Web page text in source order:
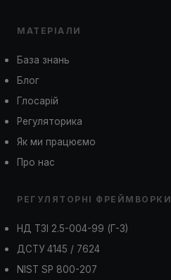
МАТЕРІАЛИ
База знань
Блог
Глосарій
Регуляторика
Як ми працюємо
Про нас
РЕГУЛЯТОРНІ ФРЕЙМВОРКИ
НД ТЗІ 2.5-004-99 (Г-3)
ДСТУ 4145 / 7624
NIST SP 800-207